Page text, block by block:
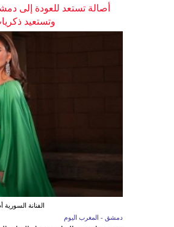
أصالة تستعد للعودة إلى
وتستعيد
الفنانة
دمشق - المغرب اليوم